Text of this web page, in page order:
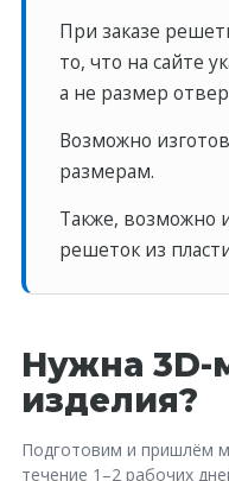
При заказе
то, что на сайте
а не размер
Возможно
размерам.
Также, возможно
решеток из
Нужна 3D-
изделия?
Подготовим и пришлём
течение 1–2 рабочих